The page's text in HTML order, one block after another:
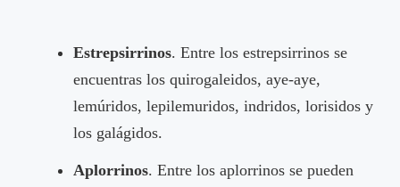
Estrepsirrinos. Entre los estrepsirrinos se
encuentras los quirogaleidos, aye-aye,
lemúridos, lepilemuridos, indridos, lorisidos y
los galágidos.
Aplorrinos. Entre los aplorrinos se pueden